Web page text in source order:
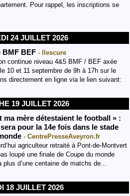
Pour rappel, les inscriptions se
24 JUILLET 2026
BMF BEF - llescure
continue niveau 4&5 BMF / BEF axée
10 et 11 septembre de 9h à 17h sur le
directement en ligne via le lien suivant:
19 JUILLET 2026
ma mère détestaient le football » :
pour la 14e fois dans le stade
- CentrePresseAveyron.fr
agriculteur retraité à Pont-de-Montvert
loupé une finale de Coupe du monde
d’une centaine de matchs de…
18 JUILLET 2026